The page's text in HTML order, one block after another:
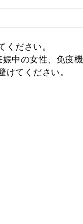
ださい。
中の女性、免疫機
てください。